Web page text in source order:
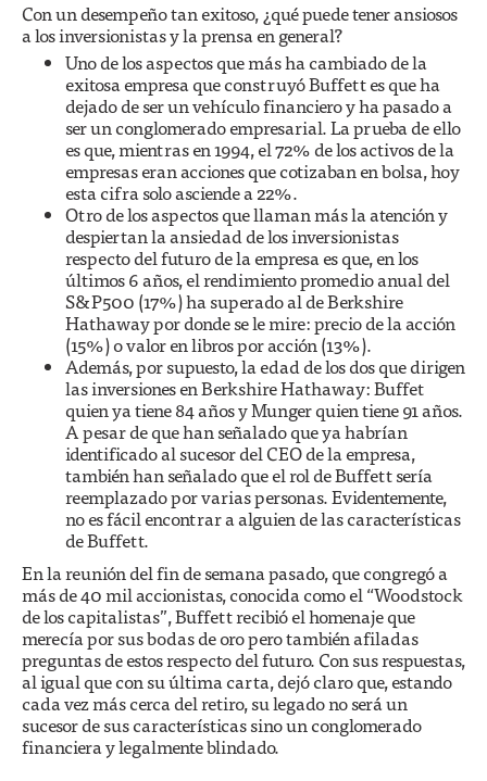
Con un desempeño tan exitoso, ¿qué puede tener ansiosos
a los inversionistas y la prensa en general?
Uno de los aspectos que más ha cambiado de la
exitosa empresa que construyó Buffett es que ha
dejado de ser un vehículo financiero y ha pasado a
ser un conglomerado empresarial. La prueba de ello
es que, mientras en 1994, el 72% de los activos de la
empresas eran acciones que cotizaban en bolsa, hoy
esta cifra solo asciende a 22%.
Otro de los aspectos que llaman más la atención y
despiertan la ansiedad de los inversionistas
respecto del futuro de la empresa es que, en los
últimos 6 años, el rendimiento promedio anual del
S&P500 (17%) ha superado al de Berkshire
Hathaway por donde se le mire: precio de la acción
(15%) o valor en libros por acción (13%).
Además, por supuesto, la edad de los dos que dirigen
las inversiones en Berkshire Hathaway: Buffet
quien ya tiene 84 años y Munger quien tiene 91 años.
A pesar de que han señalado que ya habrían
identificado al sucesor del CEO de la empresa,
también han señalado que el rol de Buffett sería
reemplazado por varias personas. Evidentemente,
no es fácil encontrar a alguien de las características
de Buffett.
En la reunión del fin de semana pasado, que congregó a
más de 40 mil accionistas, conocida como el “Woodstock
de los capitalistas”, Buffett recibió el homenaje que
merecía por sus bodas de oro pero también afiladas
preguntas de estos respecto del futuro. Con sus respuestas,
al igual que con su última carta, dejó claro que, estando
cada vez más cerca del retiro, su legado no será un
sucesor de sus características sino un conglomerado
financiera y legalmente blindado.